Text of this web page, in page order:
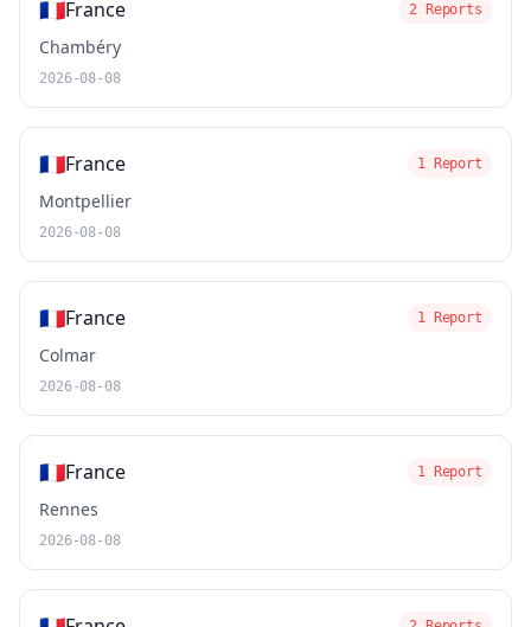
🇫🇷France 2 Reports
Chambéry
2026-08-08
🇫🇷France 1 Report
Montpellier
2026-08-08
🇫🇷France 1 Report
Colmar
2026-08-08
🇫🇷France 1 Report
Rennes
2026-08-08